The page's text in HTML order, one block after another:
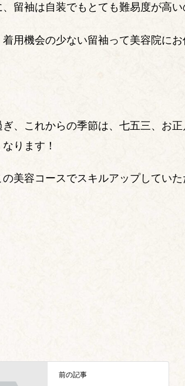
留袖は自装でもとても難易度が高い
着用機会の少ない留袖って美容院に
ぎ、これからの季節は、七五三、お
ります！
美容コースでスキルアップしてい
前の記事